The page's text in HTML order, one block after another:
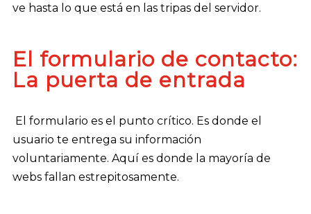
ve hasta lo que está en las tripas del servidor.
El formulario de contacto:
La puerta de entrada
El formulario es el punto crítico. Es donde el
usuario te entrega su información
voluntariamente. Aquí es donde la mayoría de
webs fallan estrepitosamente.